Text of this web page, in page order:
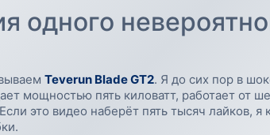
одного
Teverun Blade GT2. Я до сих пор в
мощностью пять киловатт, работает от
это видео наберёт пять тысяч лайков,